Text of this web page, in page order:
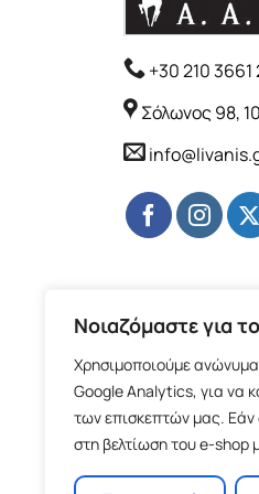
Νοιαζόμαστε για
Χρησιμοποιούμε
Google Analytics, για να
των επισκεπτών μας.
στη βελτίωση του e-shop
+30 210 3661
Σόλωνος 98,